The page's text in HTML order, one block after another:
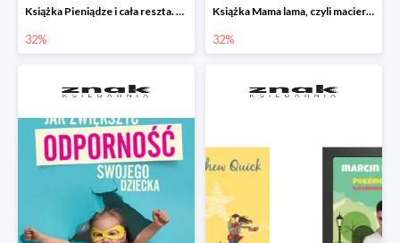
Książka Pieniądze i cała reszta. Naucz dziecko oszczędzać, dzielić się i mądrze wydawać
32%
Książka Mama lama, czyli macierzyństwo i inne przypadłości życiowe
32%